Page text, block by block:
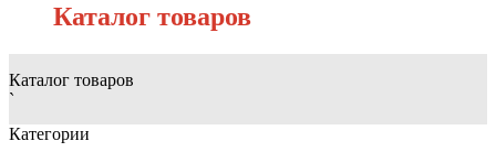
Каталог товаров
Каталог товаров
`
Категории